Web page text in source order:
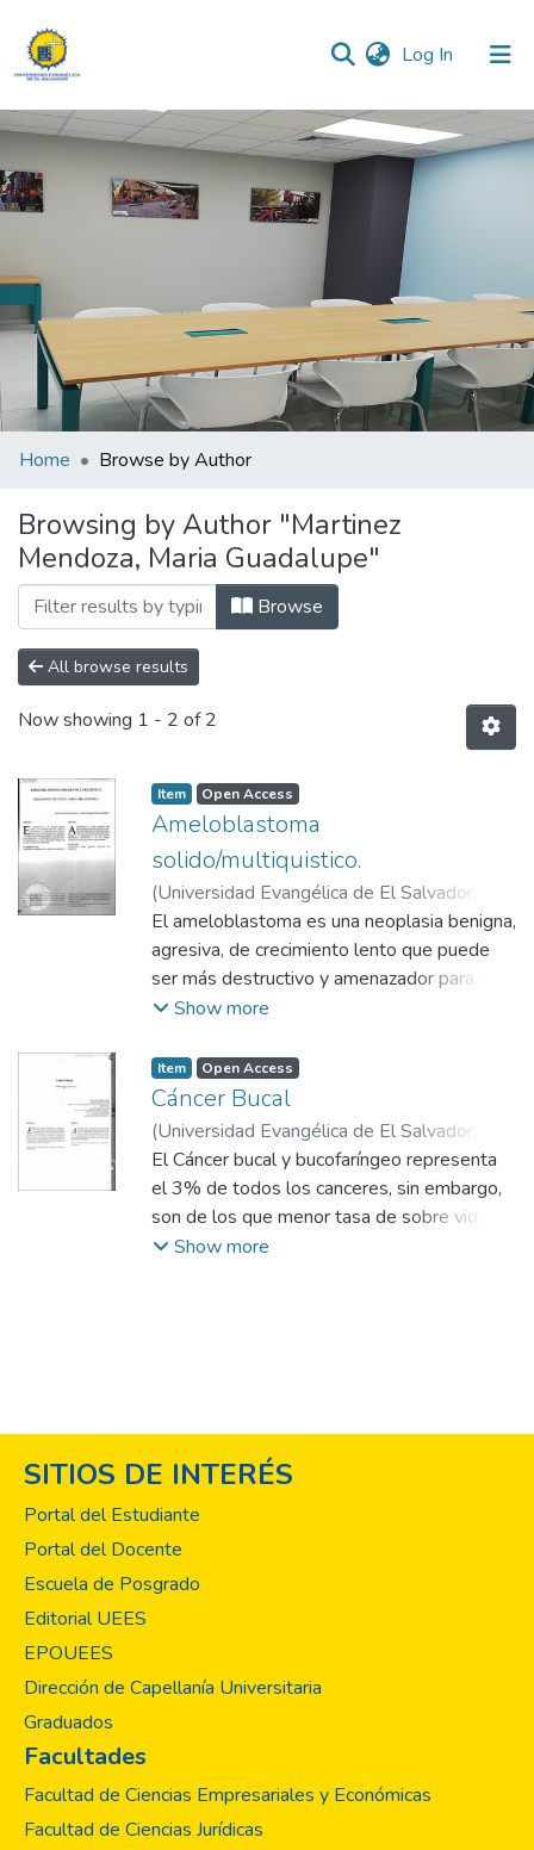
Log In (current)
Communities & Collections
All of DSpace
Home Browse by Author
Browsing by Author "Martinez
Mendoza, Maria Guadalupe"
Browse
All browse results
Now showing 1 - 2 of 2
Item Open Access
Ameloblastoma
solido/multiquistico.
(Universidad Evangélica de El Salvador,
2008-12)Alemán Navas, Ramón Manuel;
Martinez Mendoza, Maria Guadalupe
El ameloblastoma es una neoplasia benigna,
agresiva, de crecimiento lento que puede
ser más destructivo y amenazador para la
vida que algunos de los tumores malignos
específicamente hablando del
ameloblastoma solido/multiquistico o del
ameloblastoma uniquistico mural. El
Ameloblastoma es el tumor ontogénico
benigno más frecuente en muchos países
del mundo.
Show more
Item Open Access
Cáncer Bucal
(Universidad Evangélica de El Salvador,
2008-06)Alemán Navas, Ramón Manuel
Sandoval, Luis;Martinez Mendoza, Maria
Guadalupe
El Cáncer bucal y bucofaríngeo representa
el 3% de todos los canceres, sin embargo,
son de los que menor tasa de sobre vida a
5 años presenta. Los canceres bucales son
Show more
SITIOS DE INTERÉS
Portal del Estudiante
Portal del Docente
Escuela de Posgrado
Editorial UEES
EPOUEES
Dirección de Capellanía Universitaria
Graduados
Facultades
Facultad de Ciencias Empresariales y Económicas
Facultad de Ciencias Jurídicas